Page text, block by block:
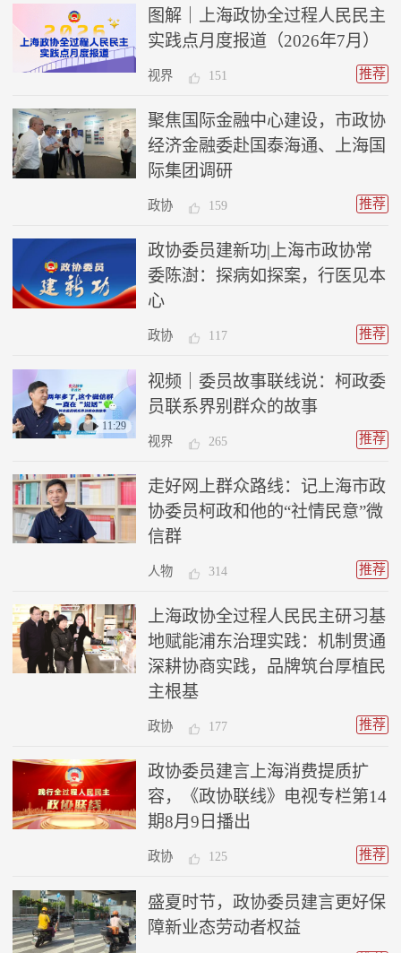
图解｜上海政协全过程人民民主
实践点月度报道（2026年7月）
视界 151 推荐
聚焦国际金融中心建设，市政协
经济金融委赴国泰海通、上海国
际集团调研
政协 159 推荐
政协委员建新功|上海市政协常
委陈澍：探病如探案，行医见本
心
政协 117 推荐
11:29
视频｜委员故事联线说：柯政委
员联系界别群众的故事
视界 265 推荐
走好网上群众路线：记上海市政
协委员柯政和他的“社情民意”微
信群
人物 314 推荐
上海政协全过程人民民主研习基
地赋能浦东治理实践：机制贯通
深耕协商实践，品牌筑台厚植民
主根基
政协 177 推荐
政协委员建言上海消费提质扩
容，《政协联线》电视专栏第14
期8月9日播出
政协 125 推荐
盛夏时节，政协委员建言更好保
障新业态劳动者权益